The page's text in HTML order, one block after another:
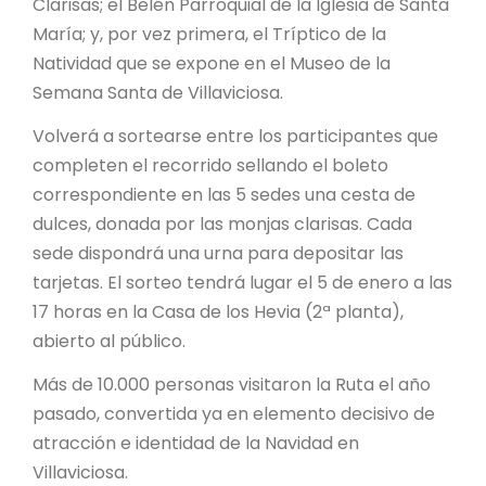
María; y, por vez primera, el Tríptico de la
Natividad que se expone en el Museo de la
Semana Santa de Villaviciosa.
Volverá a sortearse entre los participantes que
completen el recorrido sellando el boleto
correspondiente en las 5 sedes una cesta de
dulces, donada por las monjas clarisas. Cada
sede dispondrá una urna para depositar las
tarjetas. El sorteo tendrá lugar el 5 de enero a las
17 horas en la Casa de los Hevia (2ª planta),
abierto al público.
Más de 10.000 personas visitaron la Ruta el año
pasado, convertida ya en elemento decisivo de
atracción e identidad de la Navidad en
Villaviciosa.